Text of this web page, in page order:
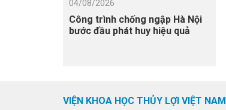
04/08/2026
Công trình chống ngập Hà Nội
bước đầu phát huy hiệu quả
VIỆN KHOA HỌC THỦY LỢI VIỆT NAM